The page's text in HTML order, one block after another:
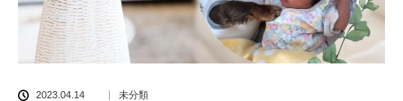
2023.04.14 未分類